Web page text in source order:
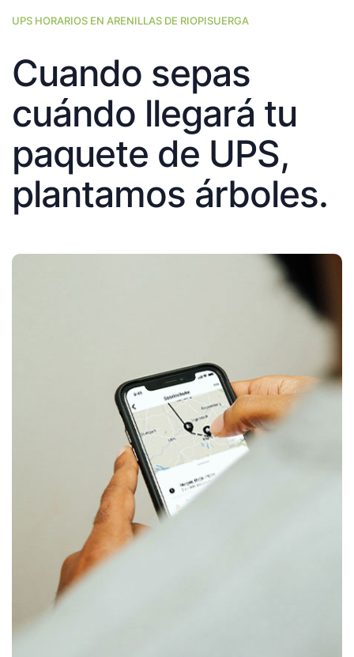
UPS HORARIOS EN ARENILLAS DE RIOPISUERGA
Cuando sepas
cuándo llegará tu
paquete de UPS,
plantamos árboles.